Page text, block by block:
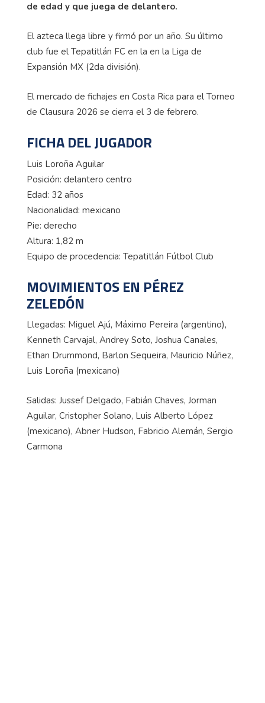
de edad y que juega de delantero.
El azteca llega libre y firmó por un año. Su último
club fue el Tepatitlán FC en la en la Liga de
Expansión MX (2da división).
El mercado de fichajes en Costa Rica para el Torneo
de Clausura 2026 se cierra el 3 de febrero.
FICHA DEL JUGADOR
Luis Loroña Aguilar
Posición: delantero centro
Edad: 32 años
Nacionalidad: mexicano
Pie: derecho
Altura: 1,82 m
Equipo de procedencia: Tepatitlán Fútbol Club
MOVIMIENTOS EN PÉREZ
ZELEDÓN
Llegadas: Miguel Ajú, Máximo Pereira (argentino),
Kenneth Carvajal, Andrey Soto, Joshua Canales,
Ethan Drummond, Barlon Sequeira, Mauricio Núñez,
Luis Loroña (mexicano)
Salidas: Jussef Delgado, Fabián Chaves, Jorman
Aguilar, Cristopher Solano, Luis Alberto López
(mexicano), Abner Hudson, Fabricio Alemán, ⁠Sergio
Carmona